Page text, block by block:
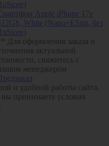
Apple iPhone 17e
White (Nano+ESim, без
** Для оформления заказа и
актуальной
свяжитесь с
нашим менеджером
и удобной работы сайта.
вы принимаете условия